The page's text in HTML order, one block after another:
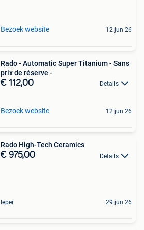
Bezoek website 12 jun 26
Rado - Automatic Super Titanium - Sans
prix de réserve -
€ 112,00 Details
Bezoek website 12 jun 26
Rado High-Tech Ceramics
€ 975,00 Details
Ieper 29 jun 26